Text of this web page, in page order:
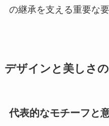
の継承を支える重要な
デザインと美しさ
代表的なモチーフと